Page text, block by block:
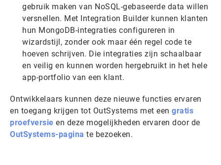
gebruik maken van NoSQL-gebaseerde data willen
versnellen. Met Integration Builder kunnen klanten
hun MongoDB-integraties configureren in
wizardstijl, zonder ook maar één regel code te
hoeven schrijven. Die integraties zijn schaalbaar
en veilig en kunnen worden hergebruikt in het hele
app-portfolio van een klant.
Ontwikkelaars kunnen deze nieuwe functies ervaren
en toegang krijgen tot OutSystems met een gratis
proefversie en deze mogelijkheden ervaren door de
OutSystems-pagina te bezoeken.